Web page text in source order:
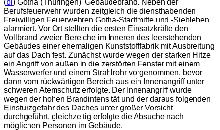
(bl ) Gotha (Thüringen). Gebäudebrand. Neben der
Berufsfeuerwehr wurden zeitgleich die diensthabenden
Freiwilligen Feuerwehren Gotha-Stadtmitte und -Siebleben
alarmiert. Vor Ort stellten die ersten Einsatzkräfte den
Vollbrand zweier Bereiche im Inneren des leerstehenden
Gebäudes einer ehemaligen Kunststofffabrik mit Ausbreitung
auf das Dach fest. Zunächst wurde wegen der starken Hitze
ein Angriff von außen in die zerstörten Fenster mit einem
Wasserwerfer und einem Strahlrohr vorgenommen, bevor
dann vom rückwärtigen Bereich aus ein Innenangriff unter
schweren Atemschutz erfolgte. Der Innenangriff wurde
wegen der hohen Brandintensität und der daraus folgenden
Einsturzgefahr des Daches unter großer Vorsicht
durchgeführt, gleichzeitig erfolgte die Absuche nach
möglichen Personen im Gebäude.